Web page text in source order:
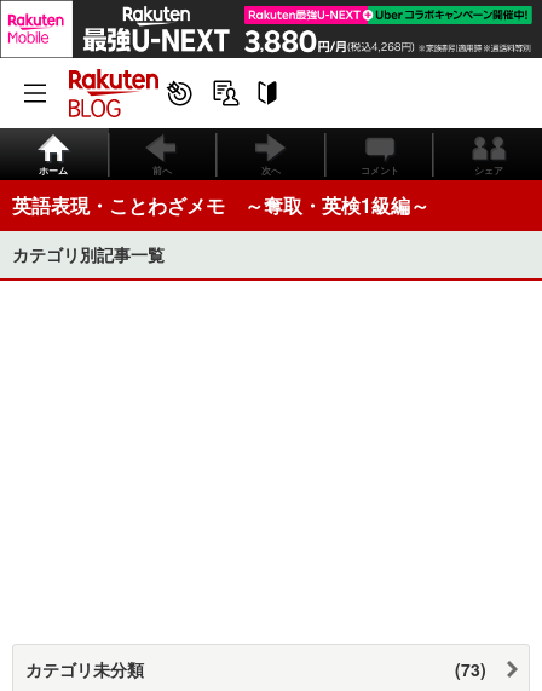
ホーム 前へ 次へ コメント シェア
英語表現・ことわざメモ ～奪取・英検1級編～
カテゴリ別記事一覧
カテゴリ未分類 (73)